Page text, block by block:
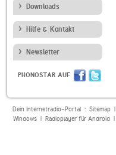
Downloads
Hilfe & Kontakt
Newsletter
PHONOSTAR AUF
Dein Internetradio-Portal : Sitemap|
Windows| Radioplayer für Android|